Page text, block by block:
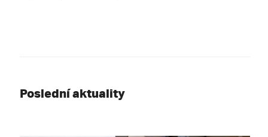
Poslední aktuality